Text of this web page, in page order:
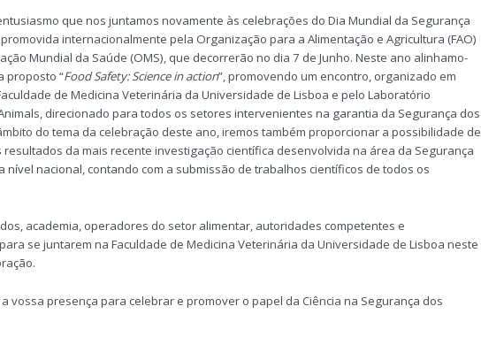
que nos juntamos novamente às celebrações do Dia Mundial da Segurança
internacionalmente pela Organização para a Alimentação e Agricultura (FAO)
Mundial da Saúde (OMS), que decorrerão no dia 7 de Junho. Neste ano alinhamo-
proposto “Food Safety: Science in action”, promovendo um encontro, organizado em
de Medicina Veterinária da Universidade de Lisboa e pelo Laboratório
direcionado para todos os setores intervenientes na garantia da Segurança dos
do tema da celebração deste ano, iremos também proporcionar a possibilidade de
resultados da mais recente investigação científica desenvolvida na área da Segurança
nível nacional, contando com a submissão de trabalhos científicos de todos os
academia, operadores do setor alimentar, autoridades competentes e
se juntarem na Faculdade de Medicina Veterinária da Universidade de Lisboa neste
a vossa presença para celebrar e promover o papel da Ciência na Segurança dos